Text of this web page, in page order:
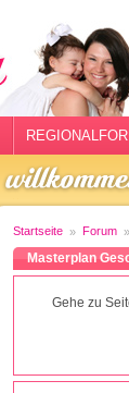
Startseite Forum
Masterplan
Gehe zu